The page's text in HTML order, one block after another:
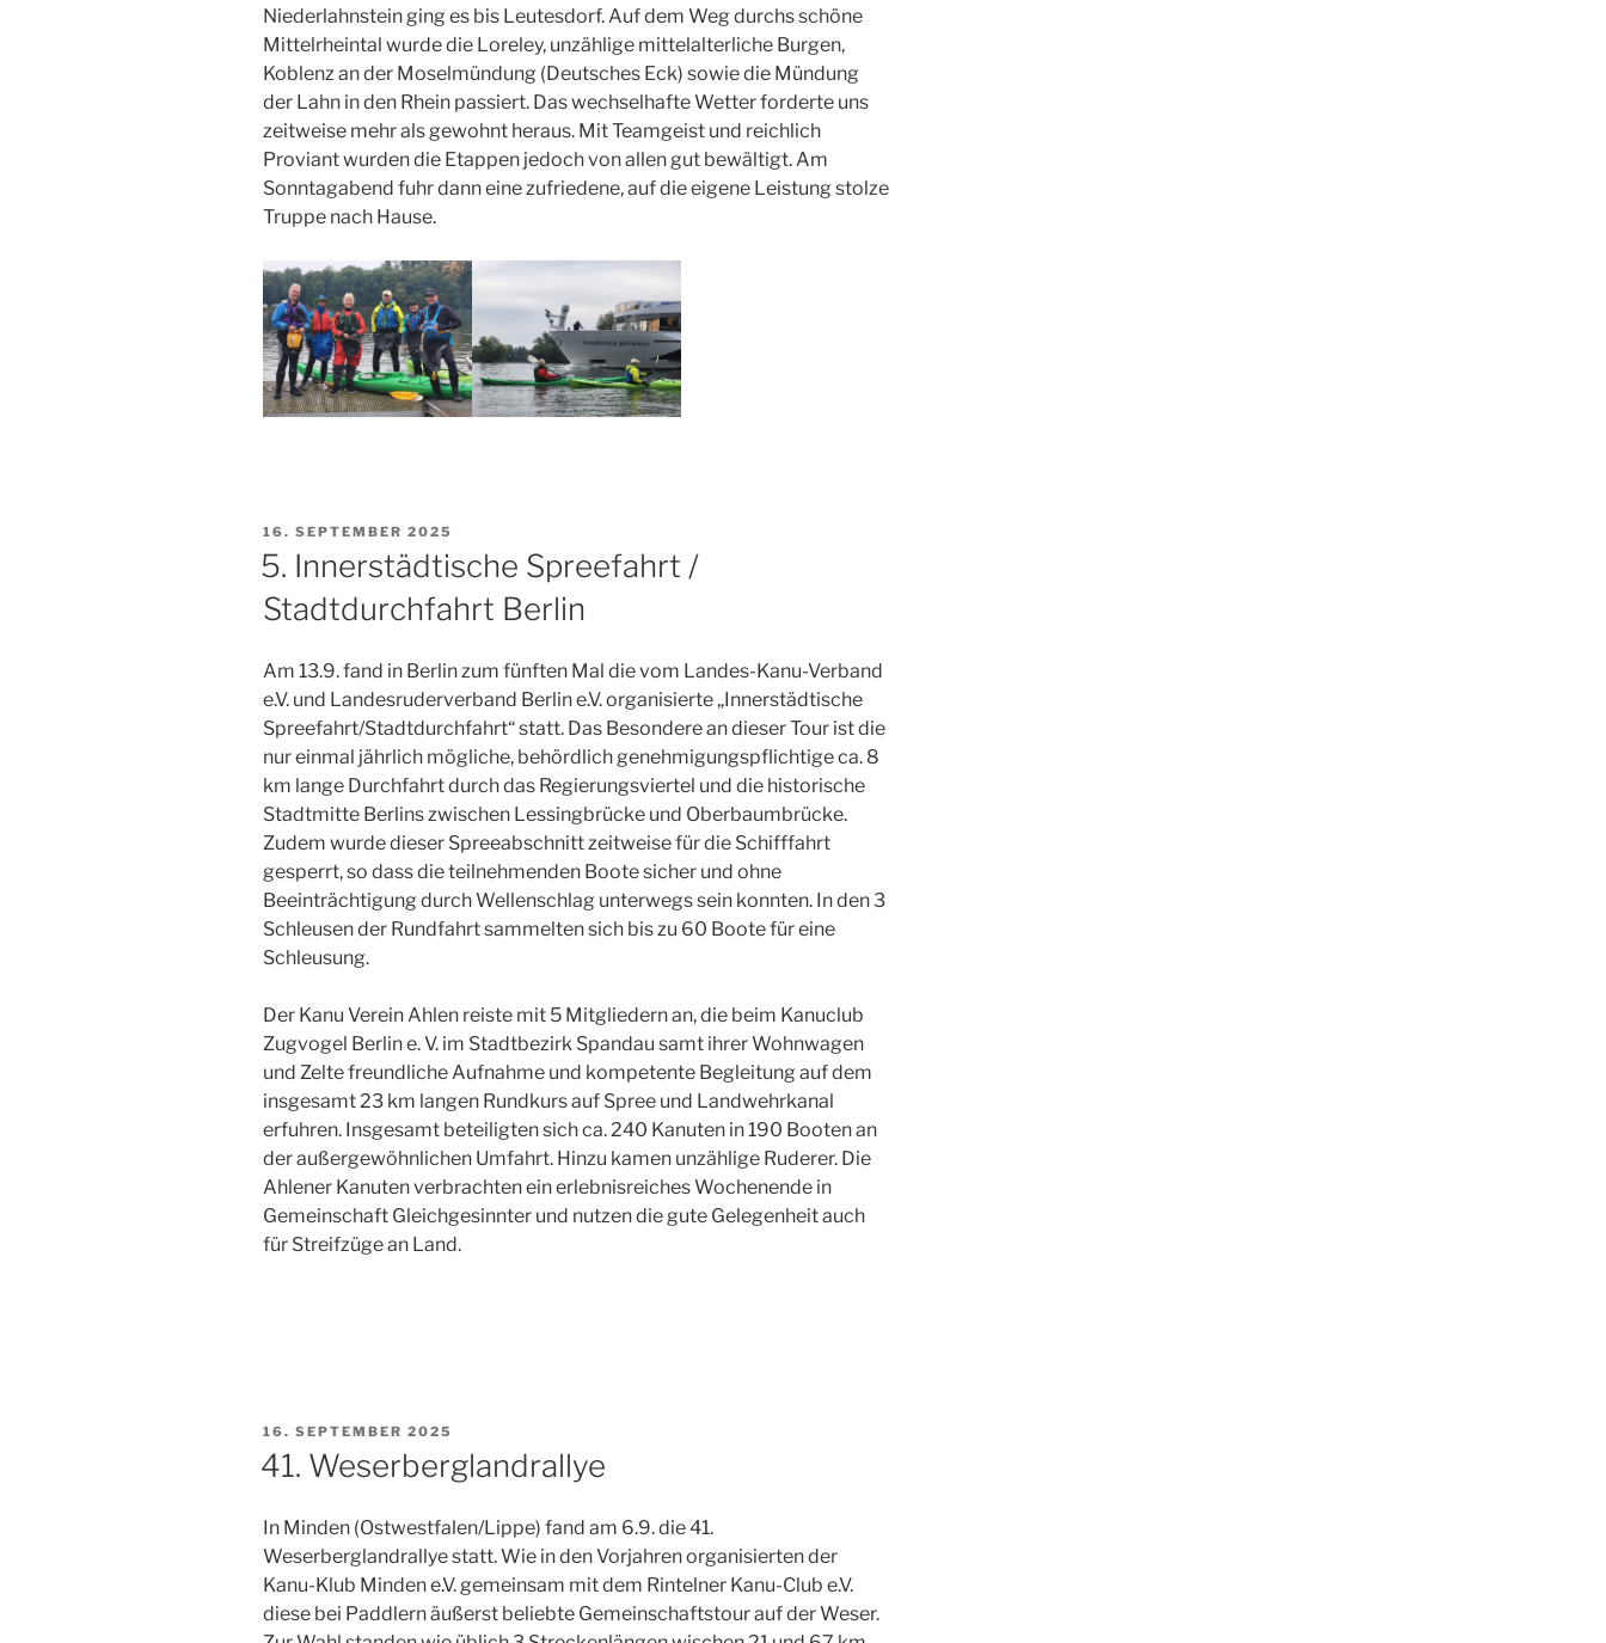
Niederlahnstein ging es bis Leutesdorf. Auf dem Weg durchs schöne
Mittelrheintal wurde die Loreley, unzählige mittelalterliche Burgen,
Koblenz an der Moselmündung (Deutsches Eck) sowie die Mündung
der Lahn in den Rhein passiert. Das wechselhafte Wetter forderte uns
zeitweise mehr als gewohnt heraus. Mit Teamgeist und reichlich
Proviant wurden die Etappen jedoch von allen gut bewältigt. Am
Sonntagabend fuhr dann eine zufriedene, auf die eigene Leistung stolze
Truppe nach Hause.
VERÖFFENTLICHT
AM
16. SEPTEMBER 2025
5. Innerstädtische Spreefahrt /
Stadtdurchfahrt Berlin
Am 13.9. fand in Berlin zum fünften Mal die vom Landes-Kanu-Verband
e.V. und Landesruderverband Berlin e.V. organisierte „Innerstädtische
Spreefahrt/Stadtdurchfahrt“ statt. Das Besondere an dieser Tour ist die
nur einmal jährlich mögliche, behördlich genehmigungspflichtige ca. 8
km lange Durchfahrt durch das Regierungsviertel und die historische
Stadtmitte Berlins zwischen Lessingbrücke und Oberbaumbrücke.
Zudem wurde dieser Spreeabschnitt zeitweise für die Schifffahrt
gesperrt, so dass die teilnehmenden Boote sicher und ohne
Beeinträchtigung durch Wellenschlag unterwegs sein konnten. In den 3
Schleusen der Rundfahrt sammelten sich bis zu 60 Boote für eine
Schleusung.
Der Kanu Verein Ahlen reiste mit 5 Mitgliedern an, die beim Kanuclub
Zugvogel Berlin e. V. im Stadtbezirk Spandau samt ihrer Wohnwagen
und Zelte freundliche Aufnahme und kompetente Begleitung auf dem
insgesamt 23 km langen Rundkurs auf Spree und Landwehrkanal
erfuhren. Insgesamt beteiligten sich ca. 240 Kanuten in 190 Booten an
der außergewöhnlichen Umfahrt. Hinzu kamen unzählige Ruderer. Die
Ahlener Kanuten verbrachten ein erlebnisreiches Wochenende in
Gemeinschaft Gleichgesinnter und nutzen die gute Gelegenheit auch
für Streifzüge an Land.
VERÖFFENTLICHT
AM
16. SEPTEMBER 2025
41. Weserberglandrallye
In Minden (Ostwestfalen/Lippe) fand am 6.9. die 41.
Weserberglandrallye statt. Wie in den Vorjahren organisierten der
Kanu-Klub Minden e.V. gemeinsam mit dem Rintelner Kanu-Club e.V.
diese bei Paddlern äußerst beliebte Gemeinschaftstour auf der Weser.